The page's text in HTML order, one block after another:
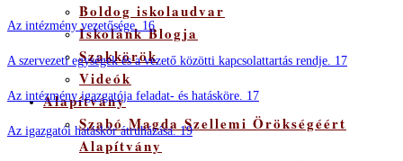
Boldog iskolaudvar
Iskolánk Blogja
Szakkörök
Videók
Alapítvány
Szabó Magda Szellemi Örökségéért
Alapítvány
Az intézmény vezetősége. 16
A szervezeti egységek és a vezető közötti kapcsolattartás rendje. 17
Az intézmény igazgatója feladat- és hatásköre. 17
Az igazgatói hatáskör átruházása. 19